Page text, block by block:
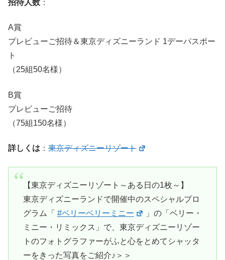
招待人数 ：
A賞
プレビューご招待＆東京ディズニーランド 1デーパスポー
ト
（25組50名様）
B賞
プレビューご招待
（75組150名様）
詳しくは ： 東京ディズニーリゾート
【東京ディズニーリゾート～ある日の1枚～】
東京ディズニーランドで開催中のスペシャルプロ
グラム「 #ベリーベリーミニー
」の「ベリー・
ミニー・リミックス」で、東京ディズニーリゾー
トのフォトグラファーがふと心をとめてシャッタ
ーをきった写真をご紹介♪＞＞